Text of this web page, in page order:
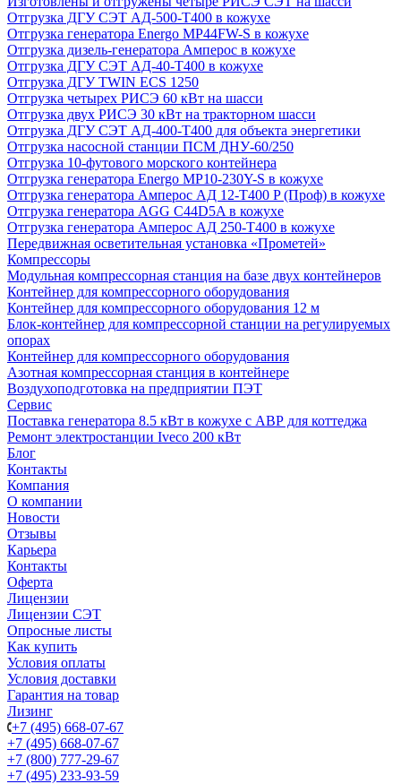
Отгрузка ДГУ СЭТ АД-500-Т400 в кожухе
Отгрузка генератора Energo MP44FW-S в кожухе
Отгрузка дизель-генератора Амперос в кожухе
Отгрузка ДГУ СЭТ АД-40-Т400 в кожухе
Отгрузка ДГУ TWIN ECS 1250
Отгрузка четырех РИСЭ 60 кВт на шасси
Отгрузка двух РИСЭ 30 кВт на тракторном шасси
Отгрузка ДГУ СЭТ АД-400-Т400 для объекта энергетики
Отгрузка насосной станции ПСМ ДНУ-60/250
Отгрузка 10-футового морского контейнера
Отгрузка генератора Energo MP10-230Y-S в кожухе
Отгрузка генератора Амперос АД 12-Т400 P (Проф) в кожухе
Отгрузка генератора AGG C44D5A в кожухе
Отгрузка генератора Амперос АД 250-Т400 в кожухе
Передвижная осветительная установка «Прометей»
Компрессоры
Модульная компрессорная станция на базе двух контейнеров
Контейнер для компрессорного оборудования
Контейнер для компрессорного оборудования 12 м
Блок-контейнер для компрессорной станции на регулируемых
опорах
Контейнер для компрессорного оборудования
Азотная компрессорная станция в контейнере
Воздухоподготовка на предприятии ПЭТ
Сервис
Поставка генератора 8.5 кВт в кожухе с АВР для коттеджа
Ремонт электростанции Iveco 200 кВт
Блог
Контакты
Компания
О компании
Новости
Отзывы
Карьера
Контакты
Оферта
Лицензии
Лицензии СЭТ
Опросные листы
Как купить
Условия оплаты
Условия доставки
Гарантия на товар
Лизинг
+7 (495) 668-07-67
+7 (495) 668-07-67
+7 (800) 777-29-67
+7 (495) 233-93-59